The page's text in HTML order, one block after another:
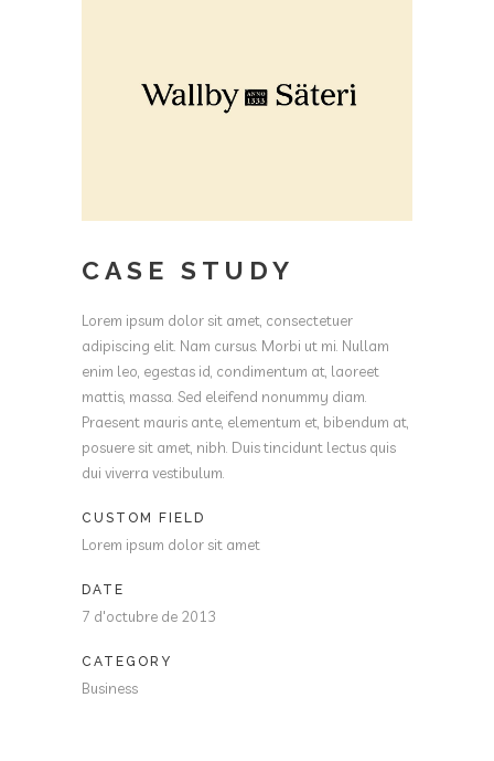
CASE STUDY
Lorem ipsum dolor sit amet, consectetuer
adipiscing elit. Nam cursus. Morbi ut mi. Nullam
enim leo, egestas id, condimentum at, laoreet
mattis, massa. Sed eleifend nonummy diam.
Praesent mauris ante, elementum et, bibendum at,
posuere sit amet, nibh. Duis tincidunt lectus quis
dui viverra vestibulum.
CUSTOM FIELD
Lorem ipsum dolor sit amet
DATE
7 d'octubre de 2013
CATEGORY
Business